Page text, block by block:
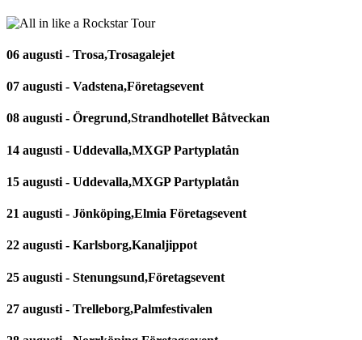
06 augusti - Trosa,Trosagalejet
07 augusti - Vadstena,Företagsevent
08 augusti - Öregrund,Strandhotellet Båtveckan
14 augusti - Uddevalla,MXGP Partyplatån
15 augusti - Uddevalla,MXGP Partyplatån
21 augusti - Jönköping,Elmia Företagsevent
22 augusti - Karlsborg,Kanaljippot
25 augusti - Stenungsund,Företagsevent
27 augusti - Trelleborg,Palmfestivalen